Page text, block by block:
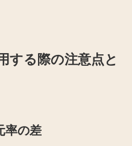
する際の注意点と
率の差